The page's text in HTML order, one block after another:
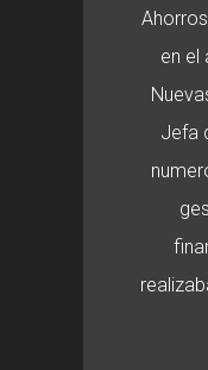
en el
Jefa